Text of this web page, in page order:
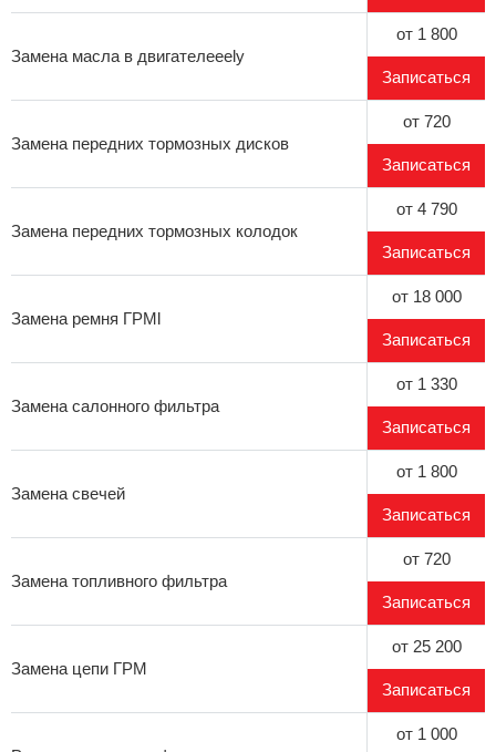
Замена масла в двигателеeely
от 1 800
Записаться
Замена передних тормозных дисков
от 720
Записаться
Замена передних тормозных колодок
от 4 790
Записаться
Замена ремня ГРМl
от 18 000
Записаться
Замена салонного фильтра
от 1 330
Записаться
Замена свечей
от 1 800
Записаться
Замена топливного фильтра
от 720
Записаться
Замена цепи ГРМ
от 25 200
Записаться
от 1 000